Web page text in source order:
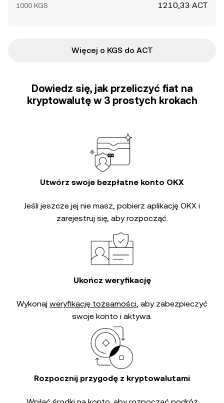
1000 KGS 1210,33 ACT
Więcej o KGS do ACT
Dowiedz się, jak przeliczyć fiat na
kryptowalutę w 3 prostych krokach
Utwórz swoje bezpłatne konto OKX
Jeśli jeszcze jej nie masz, pobierz aplikację OKX i
zarejestruj się, aby rozpocząć.
Ukończ weryfikację
Wykonaj weryfikację tożsamości, aby zabezpieczyć
swoje konto i aktywa.
Rozpocznij przygodę z kryptowalutami